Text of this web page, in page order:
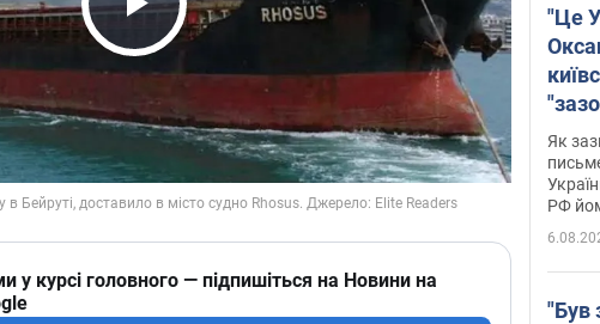
Play Video
у курсі головного — підпишіться на Новини на
"Це
Як
РФ
"Був